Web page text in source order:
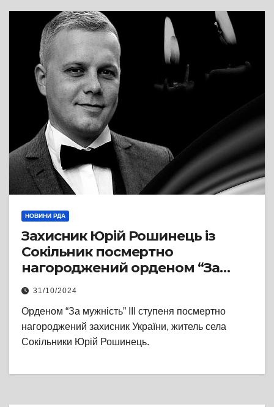
НОВИНИ РДА
Захисник Юрій Рошинець із
Сокільник посмертно
нагороджений орденом “За
мужність” ІІІ ступеня
31/10/2024
Орденом “За мужність” ІІІ ступеня посмертно
нагороджений захисник України, житель села
Сокільники Юрій Рошинець.